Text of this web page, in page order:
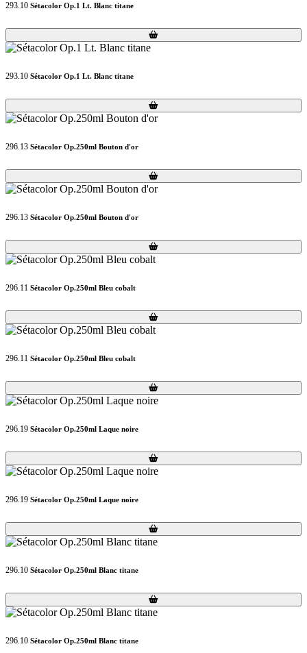
293.10 Sétacolor Op.1 Lt. Blanc titane
Loading...
Loading...
293.10 Sétacolor Op.1 Lt. Blanc titane
Loading...
Loading...
296.13 Sétacolor Op.250ml Bouton d'or
Loading...
Loading...
296.13 Sétacolor Op.250ml Bouton d'or
Loading...
Loading...
296.11 Sétacolor Op.250ml Bleu cobalt
Loading...
Loading...
296.11 Sétacolor Op.250ml Bleu cobalt
Loading...
Loading...
296.19 Sétacolor Op.250ml Laque noire
Loading...
Loading...
296.19 Sétacolor Op.250ml Laque noire
Loading...
Loading...
296.10 Sétacolor Op.250ml Blanc titane
Loading...
Loading...
296.10 Sétacolor Op.250ml Blanc titane